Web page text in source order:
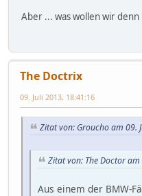
Aber ... was wollen wir denn
The Doctrix
09. Juli 2013, 18:41:16
Zitat von: Groucho am 09.
Zitat von: The Doctor
Aus einem der BMW-